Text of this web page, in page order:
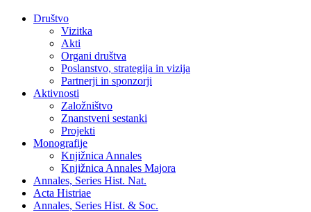
Društvo
Vizitka
Akti
Organi društva
Poslanstvo, strategija in vizija
Partnerji in sponzorji
Aktivnosti
Založništvo
Znanstveni sestanki
Projekti
Monografije
Knjižnica Annales
Knjižnica Annales Majora
Annales, Series Hist. Nat.
Acta Histriae
Annales, Series Hist. & Soc.